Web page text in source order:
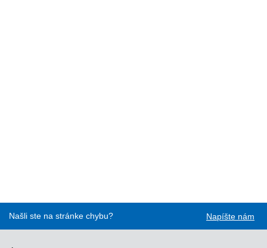
Našli ste na stránke chybu? Napíšte nám